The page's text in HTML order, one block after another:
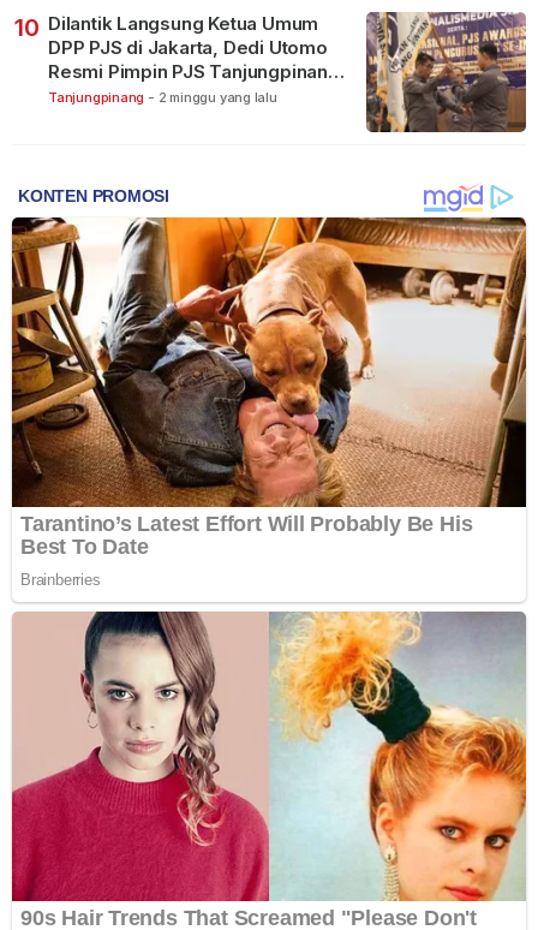
10 Dilantik Langsung Ketua Umum
DPP PJS di Jakarta, Dedi Utomo
Resmi Pimpin PJS Tanjungpinang-
Bintan
Tanjungpinang - 2 minggu yang lalu